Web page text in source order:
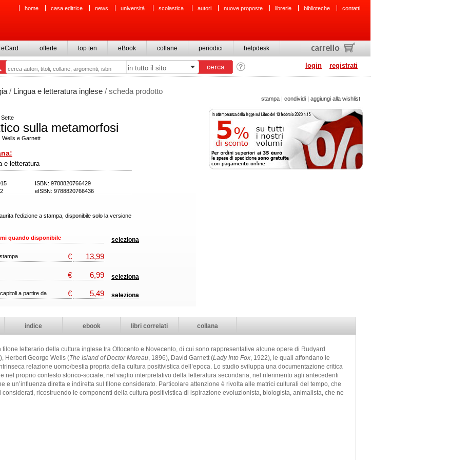
home casa editrice news università scolastica autori nuove proposte librerie biblioteche contatti
eCard offerte top ten eBook collane periodici helpdesk
login registrati
/ Lingua e letteratura inglese / scheda prodotto
stampa | condividi | aggiungi alla wishlist
Sette
sulla metamorfosi
Wells e Garnett
e letteratura
ISBN: 9788820766429
eISBN: 9788820766436
l'edizione a stampa, disponibile solo la versione
quando disponibile seleziona
€ 13,99
€ 6,99 seleziona
a partire da € 5,49 seleziona
indice ebook libri correlati collana
filone letterario della cultura inglese tra Ottocento e Novecento, di cui sono rappresentative alcune opere di Rudyard
Herbert George Wells (The Island of Doctor Moreau, 1896), David Garnett (Lady Into Fox, 1922), le quali affondano le
relazione uomo/bestia propria della cultura positivistica dell’epoca. Lo studio sviluppa una documentazione critica
nel proprio contesto storico-sociale, nel vaglio interpretativo della letteratura secondaria, nel riferimento agli antecedenti
e un’influenza diretta e indiretta sul filone considerato. Particolare attenzione è rivolta alle matrici culturali del tempo, che
ricostruendo le componenti della cultura positivistica di ispirazione evoluzionista, biologista, animalista, che ne